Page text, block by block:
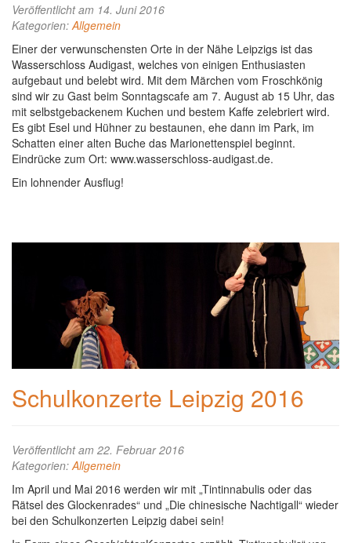
Veröffentlicht am 14. Juni 2016
Kategorien: Allgemein
Einer der verwunschensten Orte in der Nähe Leipzigs ist das
Wasserschloss Audigast, welches von einigen Enthusiasten
aufgebaut und belebt wird. Mit dem Märchen vom Froschkönig
sind wir zu Gast beim Sonntagscafe am 7. August ab 15 Uhr, das
mit selbstgebackenem Kuchen und bestem Kaffe zelebriert wird.
Es gibt Esel und Hühner zu bestaunen, ehe dann im Park, im
Schatten einer alten Buche das Marionettenspiel beginnt.
Eindrücke zum Ort: www.wasserschloss-audigast.de.
Ein lohnender Ausflug!
Schulkonzerte Leipzig 2016
Veröffentlicht am 22. Februar 2016
Kategorien: Allgemein
Im April und Mai 2016 werden wir mit „Tintinnabulis oder das
Rätsel des Glockenrades“ und „Die chinesische Nachtigall“ wieder
bei den Schulkonzerten Leipzig dabei sein!